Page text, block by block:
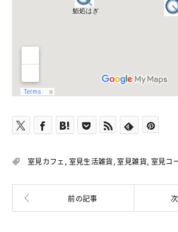
室見カフェ , 室見生活雑貨,室見雑貨, 室見コ